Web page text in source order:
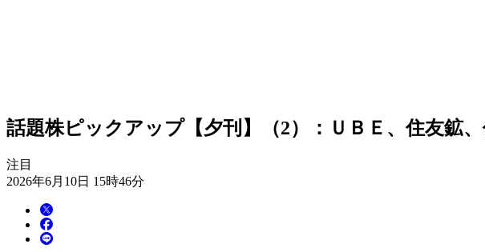
話題株ピックアップ【夕刊】（2）：ＵＢＥ、住友鉱
注目
2026年6月10日 15時46分